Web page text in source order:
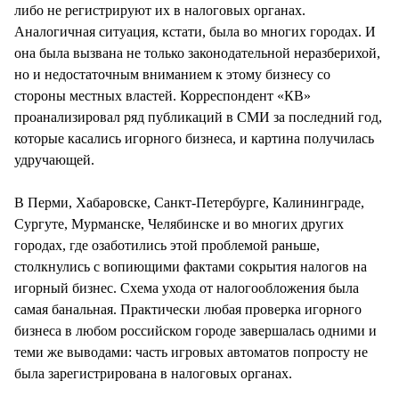
либо не регистрируют их в налоговых органах.
Аналогичная ситуация, кстати, была во многих городах. И
она была вызвана не только законодательной неразберихой,
но и недостаточным вниманием к этому бизнесу со
стороны местных властей. Корреспондент «КВ»
проанализировал ряд публикаций в СМИ за последний год,
которые касались игорного бизнеса, и картина получилась
удручающей.
В Перми, Хабаровске, Санкт-Петербурге, Калининграде,
Сургуте, Мурманске, Челябинске и во многих других
городах, где озаботились этой проблемой раньше,
столкнулись с вопиющими фактами сокрытия налогов на
игорный бизнес. Схема ухода от налогообложения была
самая банальная. Практически любая проверка игорного
бизнеса в любом российском городе завершалась одними и
теми же выводами: часть игровых автоматов попросту не
была зарегистрирована в налоговых органах.